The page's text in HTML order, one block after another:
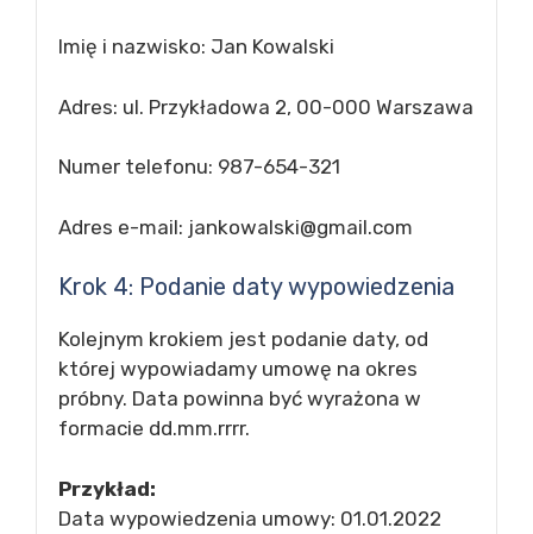
Imię i nazwisko: Jan Kowalski
Adres: ul. Przykładowa 2, 00-000 Warszawa
Numer telefonu: 987-654-321
Adres e-mail: jankowalski@gmail.com
Krok 4: Podanie daty wypowiedzenia
Kolejnym krokiem jest podanie daty, od
której wypowiadamy umowę na okres
próbny. Data powinna być wyrażona w
formacie dd.mm.rrrr.
Przykład:
Data wypowiedzenia umowy: 01.01.2022